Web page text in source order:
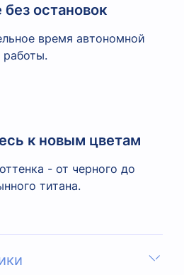
без остановок
время автономной
работы.
к новым цветам
- от черного до
титана.